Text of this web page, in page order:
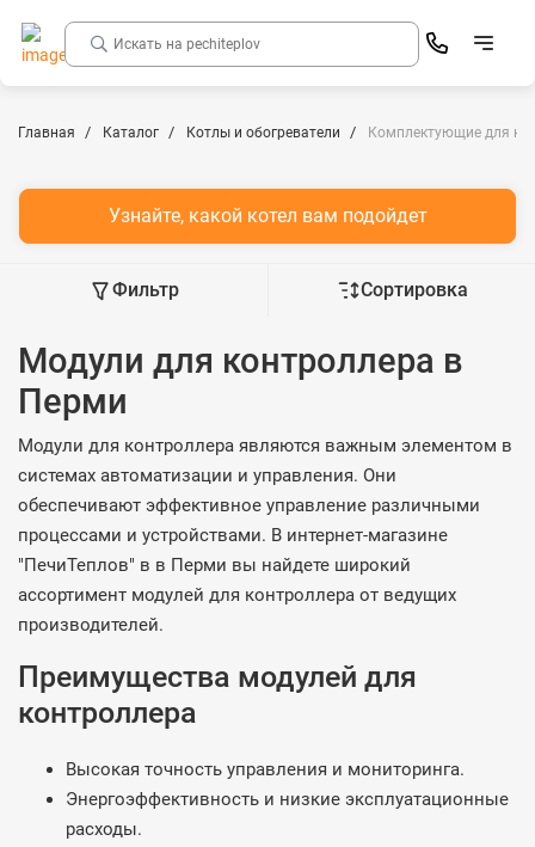
Главная Каталог Котлы и обогреватели Комплектующие для
Узнайте, какой котел вам подойдет
Фильтр Сортировка
Модули для контроллера в
Перми
Модули для контроллера являются важным элементом в
системах автоматизации и управления. Они
обеспечивают эффективное управление различными
процессами и устройствами. В интернет-магазине
"ПечиТеплов" в в Перми вы найдете широкий
ассортимент модулей для контроллера от ведущих
производителей.
Преимущества модулей для
контроллера
Высокая точность управления и мониторинга.
Энергоэффективность и низкие эксплуатационные
расходы.